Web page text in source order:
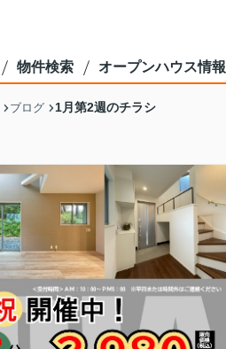
物件検索 オープンハウス情報
ブログ 1月第2週のチラシ